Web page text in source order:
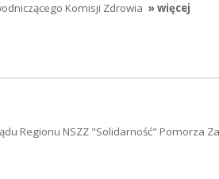
Komisji Zdrowia » więcej
Regionu NSZZ "Solidarność" Pomorza